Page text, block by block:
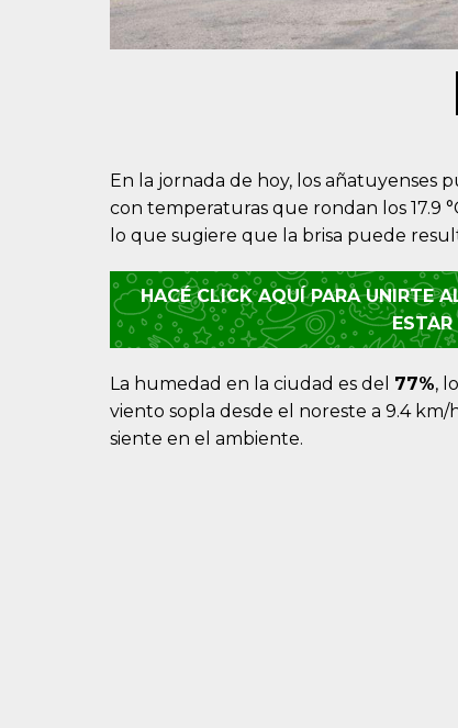
En la jornada de hoy, los añatuyenses
con temperaturas que rondan los 17.9
lo que sugiere que la brisa puede
HACÉ CLICK AQUÍ PARA UNIRTE
ESTAR
La humedad en la ciudad es del 77%,
viento sopla desde el noreste a 9.4
siente en el ambiente.